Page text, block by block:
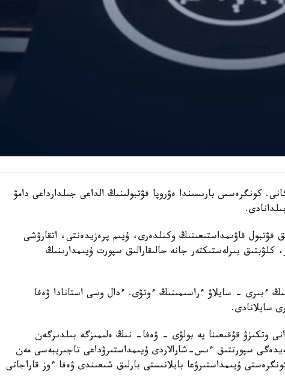
كونگرەسس بارىسىندا ەۋروپا فۋتبولىنىڭ الداعى جىلدارداعى دامۋ
ۋەفا قۇرامىنا كىرەتىن 55 ۇلتتىق فۋتبول قاۋىمداستىعىنىڭ وكىلدەرى، ۇيىم پرەزيدەنتى، اتقارۋشى
كلۋبتىق بىرلەستىكتەر جانە حالىقارالىق سپورت ۇيىمدارىنىڭ
ءبىرى - سايلاۋ ءراسىمىنىڭ ءوتۋى. ءدال وسى استانادا ۋەفا
سايلانادى.
وتكىزۋ قۇقىعىنا يە بولۋى - ۋەفا- نىڭ ەلىمىزگە بىلدىرگەن
سپورتتىق ءىس-شارالاردى ۇيىمداستىرۋداعى تاجىريبەسى مەن
ۇيىمداستىرۋعا بايلانىستى بارلىق شىعىندى ۋەفا ءوز قاراجاتى